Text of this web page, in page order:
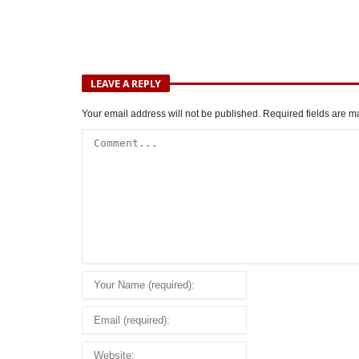
LEAVE A REPLY
Your email address will not be published. Required fields are